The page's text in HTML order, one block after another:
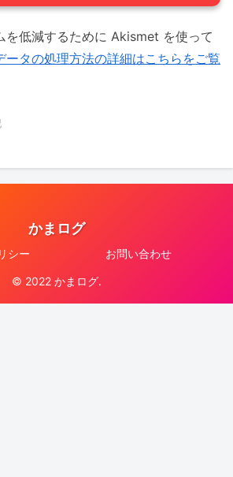
を低減するために Akismet を使って
ータの処理方法の詳細はこちらをご覧
かまログ
シー お問い合わせ
© 2022 かまログ.